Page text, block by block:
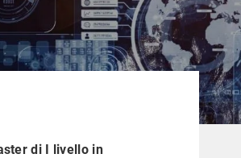
di I livello in